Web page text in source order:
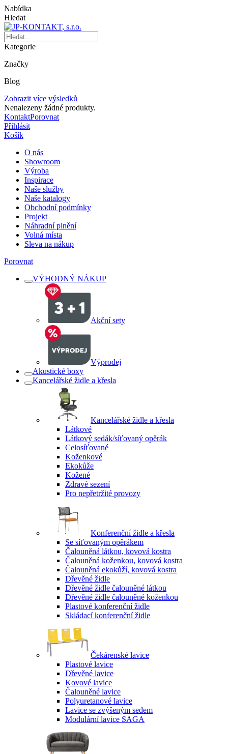
Nabídka
Hledat
Kategorie
Značky
Blog
Zobrazit více výsledků
Nenalezeny žádné produkty.
KontaktPorovnat
Přihlásit
Košík
O nás
Showroom
Výroba
Inspirace
Naše služby
Naše katalogy
Obchodní podmínky
Projekt
Náhradní plnění
Volná místa
Sleva na nákup
Porovnat
VÝHODNÝ NÁKUP
Akční sety
Výprodej
Akustické boxy
Kancelářské židle a křesla
Kancelářské židle a křesla
Látkové
Látkový sedák/síťovaný opěrák
Celosíťované
Koženkové
Ekokůže
Kožené
Zdravé sezení
Pro nepřetržité provozy
Konferenční židle a křesla
Se síťovaným opěrákem
Čalouněná látkou, kovová kostra
Čalouněná koženkou, kovová kostra
Čalouněná ekokůží, kovová kostra
Dřevěné židle
Dřevěné židle čalouněné látkou
Dřevěné židle čalouněné koženkou
Plastové konferenční židle
Skládací konferenční židle
Čekárenské lavice
Plastové lavice
Dřevěné lavice
Kovové lavice
Čalouněné lavice
Polyuretanové lavice
Lavice se zvýšeným sedem
Modulární lavice SAGA